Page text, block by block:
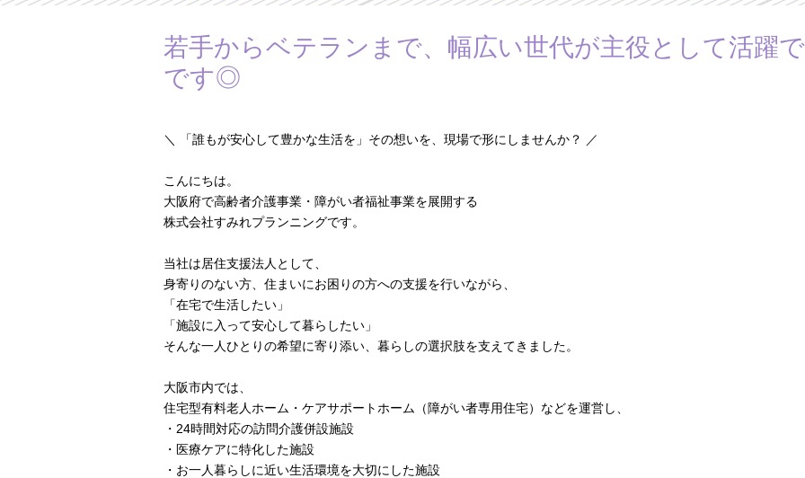
若手からベテランまで、幅広い世代が主役として活躍
です◎
＼ 「誰もが安心して豊かな生活を」その想いを、現場で形にしませんか？ ／
こんにちは。
大阪府で高齢者介護事業・障がい者福祉事業を展開する
株式会社すみれプランニングです。
当社は居住支援法人として、
身寄りのない方、住まいにお困りの方への支援を行いながら、
「在宅で生活したい」
「施設に入って安心して暮らしたい」
そんな一人ひとりの希望に寄り添い、暮らしの選択肢を支えてきました。
大阪市内では、
住宅型有料老人ホーム・ケアサポートホーム（障がい者専用住宅）などを運営し、
・24時間対応の訪問介護併設施設
・医療ケアに特化した施設
・お一人暮らしに近い生活環境を大切にした施設